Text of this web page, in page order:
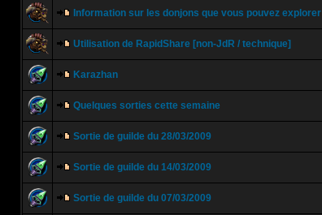
Information sur les donjons que vous pouvez explorer
Utilisation de RapidShare [non-JdR / technique]
Karazhan
Quelques sorties cette semaine
Sortie de guilde du 28/03/2009
Sortie de guilde du 14/03/2009
Sortie de guilde du 07/03/2009